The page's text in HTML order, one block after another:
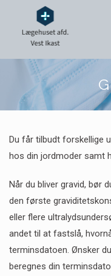
Du får tilbudt forskellige
hos din jordmoder samt
Når du bliver gravid, bør
den første
eller flere
andet til at fastslå,
terminsdatoen. Ønsker
beregnes din